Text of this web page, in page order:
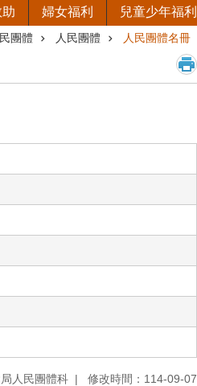
婦女福利 兒童少年福利
團體 人民團體 人民團體名冊
人民團體科 修改時間：114-09-07